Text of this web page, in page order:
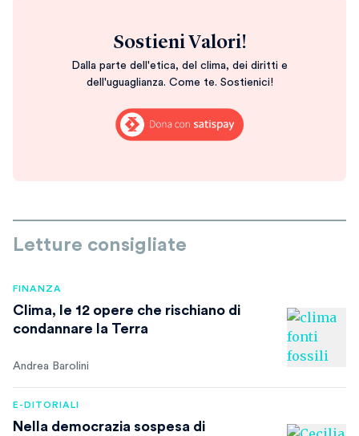
Sostieni Valori!
Dalla parte dell'etica, del clima, dei diritti e
dell'uguaglianza. Come te. Sostienici!
Letture consigliate
FINANZA
Clima, le 12 opere che rischiano di
condannare la Terra
Andrea Barolini
E-DITORIALI
Nella democrazia sospesa di